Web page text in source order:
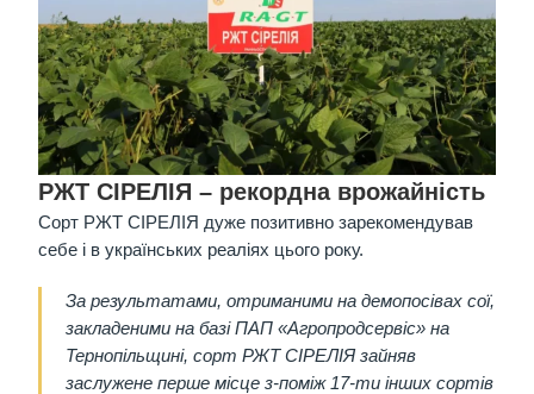
РЖТ СІРЕЛІЯ – рекордна врожайність
Сорт РЖТ СІРЕЛІЯ дуже позитивно зарекомендував
себе і в українських реаліях цього року.
За результатами, отриманими на демопосівах сої,
закладеними на базі ПАП «Агропродсервіс» на
Тернопільщині, сорт РЖТ СІРЕЛІЯ зайняв
заслужене перше місце з-поміж 17-ти інших сортів